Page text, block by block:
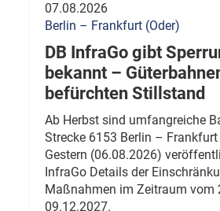
07.08.2026
Berlin – Frankfurt (Oder)
DB InfraGo gibt
bekannt –
befürchten Stillstand
Ab Herbst sind umfangreiche
Strecke 6153 Berlin –
Gestern (06.08.2026)
InfraGo Details der
Maßnahmen im Zeitraum vom
09.12.2027.